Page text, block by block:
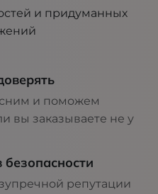
и придуманных
и поможем
вы заказываете не у
репутации